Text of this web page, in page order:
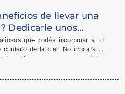
de llevar una
Dedicarle unos
de tu piel es salud,
que podés incorporar a tu
de la piel. No importa si
tu piel es seca, grasa o mixta:
vida diaria, cuáles son sus